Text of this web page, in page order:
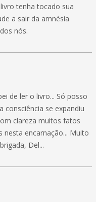
tenha tocado sua
a sair da amnésia
nós.
de ler o livro... Só posso
consciência se expandiu
clareza muitos fatos
nesta encarnação... Muito
Del...